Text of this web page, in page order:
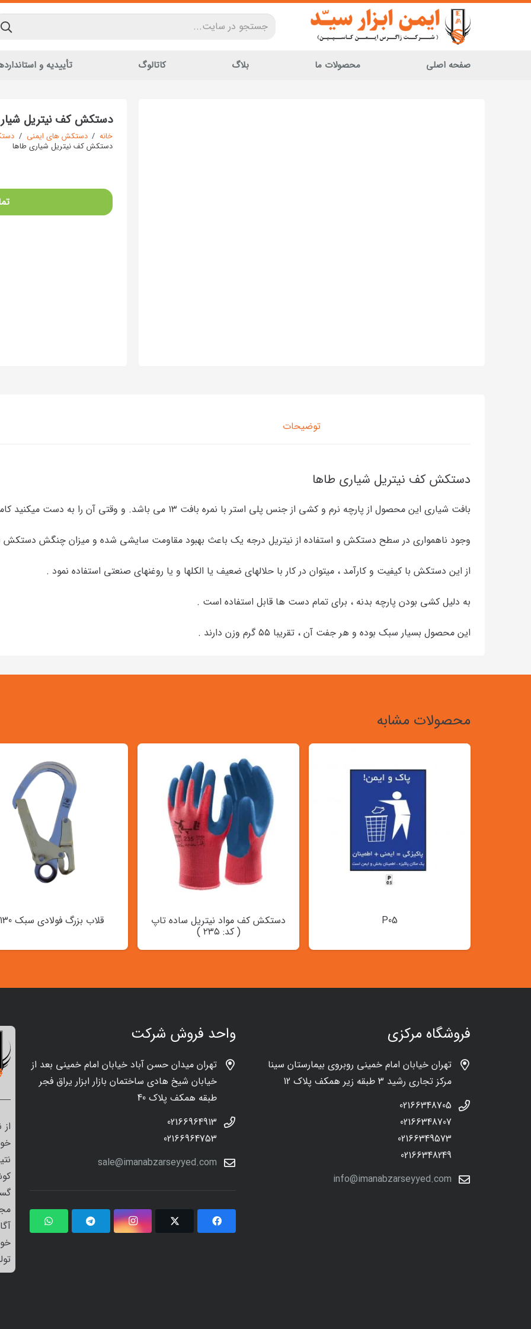
صفحه اصلی محصولات ما بلاگ کاتالوگ تأییدیه و
دستکش کف نیتریل
خانه / دستکش های ایمنی /
دستکش کف نیتریل شیاری طاها
توضیحات
دستکش کف نیتریل شیاری طاها
بافت شیاری این محصول از پارچه نرم و کشی از جنس پلی استر با نمره بافت ۱۳ می باشد. و وقتی آن را به دست میکنید کاملا کش می آید و جذب دست می شود .
وجود ناهمواری در سطح دستکش و استفاده از نیتریل درجه یک باعث بهبود مقاومت سایشی شده و میزان چنگش دستکش
از این دستکش با کیفیت و کارآمد ، میتوان در کار با حلالهای ضعیف یا الکلها و یا روغنهای صنعتی استفاده نمود .
به دلیل کشی بودن پارچه بدنه ، برای تمام دست ها قابل استفاده است .
این محصول بسیار سبک بوده و هر جفت آن ، تقریبا ۵۵ گرم وزن دارند .
محصولات مشابه
P05 دستکش کف مواد نیتریل ساده تاپ
( کد: ۲۳۵ )
قلاب بزرگ فولادی سبک A 130
فروشگاه مرکزی
تهران خیابان امام خمینی روبروی بیمارستان سینا
مرکز تجاری رشید 3 طبقه زیر همکف پلاک 12
02166348705
02166348707
02166349573
02166348249
info@imanabzarseyyed.com
واحد فروش شرکت
تهران میدان حسن آباد خیابان امام خمینی بعد از
خیابان شیخ هادی ساختمان بازار ابزار یراق فجر
طبقه همکف پلاک 40
02166964913
02166964753
sale@imanabzarseyyed.com